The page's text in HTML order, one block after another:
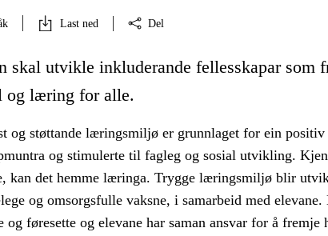
Last ned Del
skal utvikle inkluderande fellesskapar som
og læring for alle.
og støttande læringsmiljø er grunnlaget for ein positiv
og stimulerte til fagleg og sosial utvikling.
kan det hemme læringa. Trygge læringsmiljø blir
og omsorgsfulle vaksne, i samarbeid med
og føresette og elevane har saman ansvar for å fremje